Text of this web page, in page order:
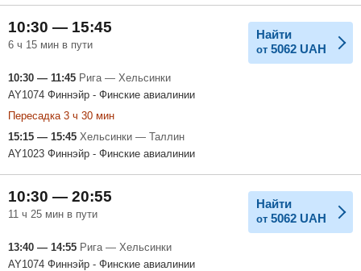
10:30 — 15:45
6 ч 15 мин в пути
Найти
от 5062 UAH
10:30 — 11:45 Рига — Хельсинки
AY1074 Финнэйр - Финские авиалинии
Пересадка 3 ч 30 мин
15:15 — 15:45 Хельсинки — Таллин
AY1023 Финнэйр - Финские авиалинии
10:30 — 20:55
11 ч 25 мин в пути
Найти
от 5062 UAH
13:40 — 14:55 Рига — Хельсинки
AY1074 Финнэйр - Финские авиалинии